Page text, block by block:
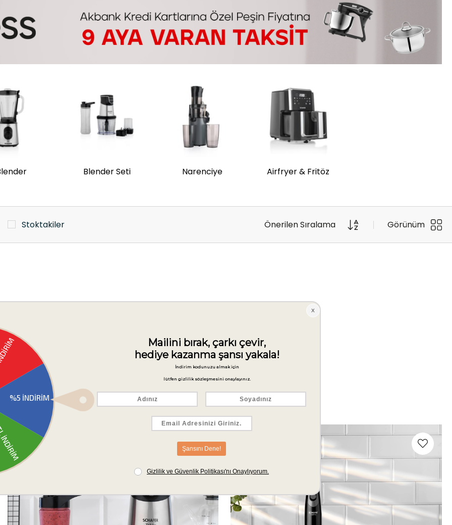
Blender Seti Narenciye Airfryer & Fritöz
Stoktakiler